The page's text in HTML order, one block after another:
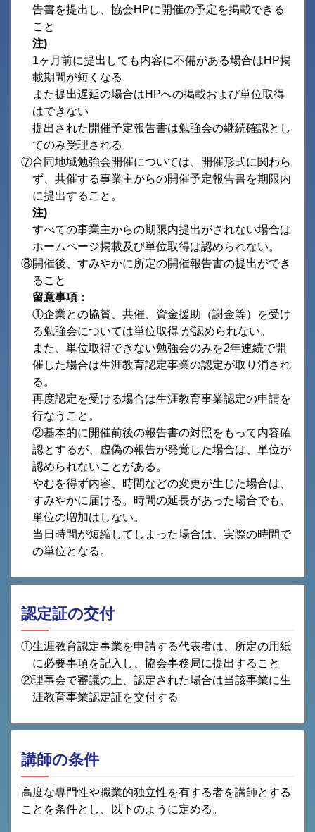
告書を提出し、協会HPに開催の予定を掲載できる
こと
注)
1ヶ月前に提出しても内容に不備がある場合はHP掲
載期間が短くなる
また提出遅延の場合はHPへの掲載および単位取得
はできない
提出された開催予定報告書は勉強会の継続確認とし
てのみ受理される
⑦合同地域勉強会開催については、開催形式に関わら
ず、共催する事業主からの開催予定報告書を期限内
に提出すること。
注)
すべての事業主からの期限内提出がされない場合は
ホームページ掲載及び単位取得は認められない。
⑧開催後、すみやかに所定の開催報告書の提出ができ
ること
留意事項：
①企業との協賛、共催、資金援助（謝金等）を受け
る勉強会については単位取得 が認められない。
また、単位取得できない勉強会のみを2年連続で開
催した場合は生涯教育認定事業の認定が取り消され
る。
再度認定を受ける場合は生涯教育事業認定の申請を
行なうこと。
②基本的に開催前後の報告書の対照をもって内容確
認とするが、虚偽の報告が発覚した場合は、単位が
認められないことがある。
やむを得ず内容、時間などの変更が生じた場合は、
すみやかに届ける。時間の延長があった場合でも、
単位の増加はしない。
当日時間が短縮してしまった場合は、実際の時間で
の単位となる。
認定証の交付
①生涯教育認定事業を申請する代表者は、所定の用紙
に必要事項を記入し、協会事務局に提出すること
②理事会で審議の上、認定された場合は当該事業に生
涯教育事業認定証を交付する
講師の条件
高度な専門性や職業的独立性を有する者を講師とする
ことを条件とし、以下のように定める。